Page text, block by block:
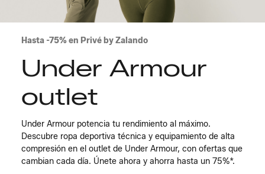
Hasta -75% en Privé by Zalando
Under Armour
outlet
Under Armour potencia tu rendimiento al máximo.
Descubre ropa deportiva técnica y equipamiento de alta
compresión en el outlet de Under Armour, con ofertas que
cambian cada día. Únete ahora y ahorra hasta un 75%*.